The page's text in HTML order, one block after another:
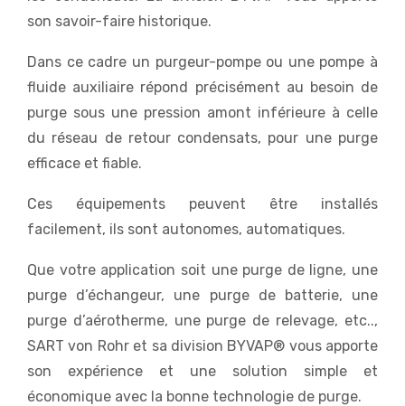
son savoir-faire historique.
Dans ce cadre un purgeur-pompe ou une pompe à
fluide auxiliaire répond précisément au besoin de
purge sous une pression amont inférieure à celle
du réseau de retour condensats, pour une purge
efficace et fiable.
Ces équipements peuvent être installés
facilement, ils sont autonomes, automatiques.
Que votre application soit une purge de ligne, une
purge d’échangeur, une purge de batterie, une
purge d’aérotherme, une purge de relevage, etc..,
SART von Rohr et sa division BYVAP® vous apporte
son expérience et une solution simple et
économique avec la bonne technologie de purge.